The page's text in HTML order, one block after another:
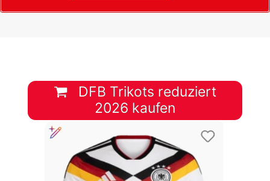
DFB Trikots reduziert
2026 kaufen